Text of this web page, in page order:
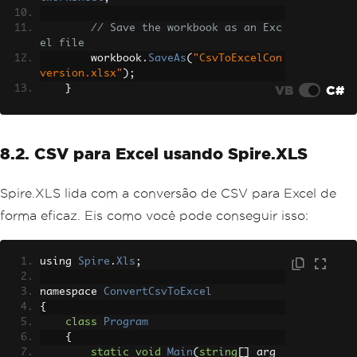
// Save the workbook as an Exc
el file
        workbook
. SaveAs( "CsvToExcelCon
version.xlsx" );
}
VB C#
8.2. CSV para Excel usando Spire.XLS
Spire.XLS lida com a conversão de CSV para Excel de
forma eficaz. Eis como você pode conseguir isso:
using Spire . Xls ;
namespace ConvertCsvToExcel
{
class
Program
{
static
void Main( string
arg